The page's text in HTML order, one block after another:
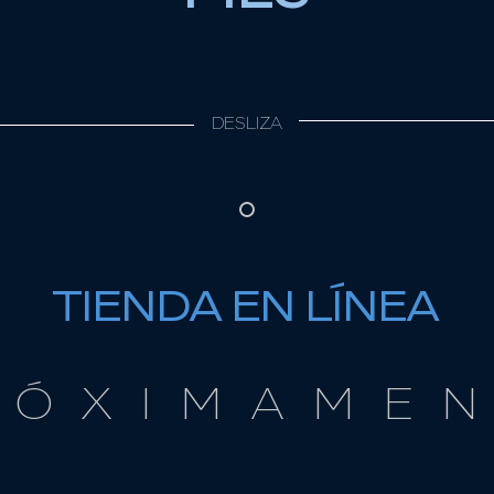
DESLIZA
TIENDA EN LÍNEA
Ó X I M A M E N